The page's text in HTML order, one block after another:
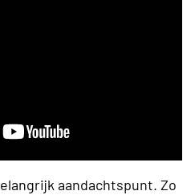
aandachtspunt. Zo